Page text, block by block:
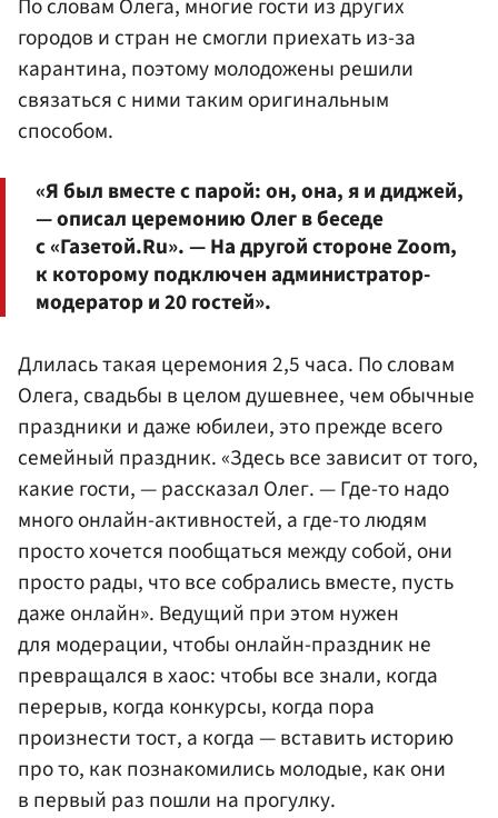
По словам Олега, многие гости из других
городов и стран не смогли приехать из-за
карантина, поэтому молодожены решили
связаться с ними таким оригинальным
способом.
«Я был вместе с парой: он, она, я и диджей,
— описал церемонию Олег в беседе
с «Газетой.Ru». — На другой стороне Zoom,
к которому подключен администратор-
модератор и 20 гостей».
Длилась такая церемония 2,5 часа. По словам
Олега, свадьбы в целом душевнее, чем обычные
праздники и даже юбилеи, это прежде всего
семейный праздник. «Здесь все зависит от того,
какие гости, — рассказал Олег. — Где-то надо
много онлайн-активностей, а где-то людям
просто хочется пообщаться между собой, они
просто рады, что все собрались вместе, пусть
даже онлайн». Ведущий при этом нужен
для модерации, чтобы онлайн-праздник не
превращался в хаос: чтобы все знали, когда
перерыв, когда конкурсы, когда пора
произнести тост, а когда — вставить историю
про то, как познакомились молодые, как они
в первый раз пошли на прогулку.